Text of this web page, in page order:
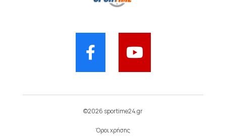
©2026 sportime24.gr
Όροι χρήσης